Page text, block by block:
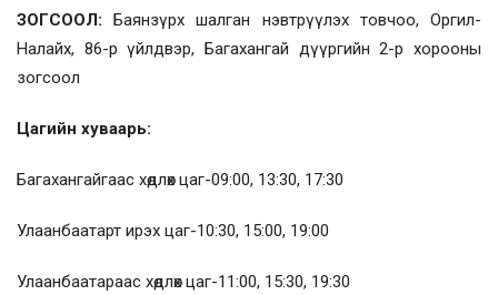
ЗОГСООЛ: Баянзүрх шалган нэвтрүүлэх товчоо, Оргил-
Налайх, 86-р үйлдвэр, Багахангай дүүргийн 2-р хорооны
зогсоол
Цагийн хуваарь:
Багахангайгаас хөдлөх цаг-09:00, 13:30, 17:30
Улаанбаатарт ирэх цаг-10:30, 15:00, 19:00
Улаанбаатараас хөдлөх цаг-11:00, 15:30, 19:30